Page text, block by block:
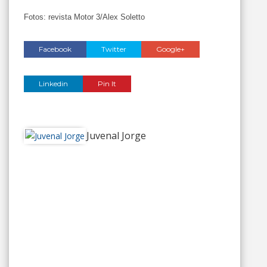
Fotos: revista Motor 3/Alex Soletto
Facebook Twitter Google+
Linkedin Pin It
Juvenal Jorge